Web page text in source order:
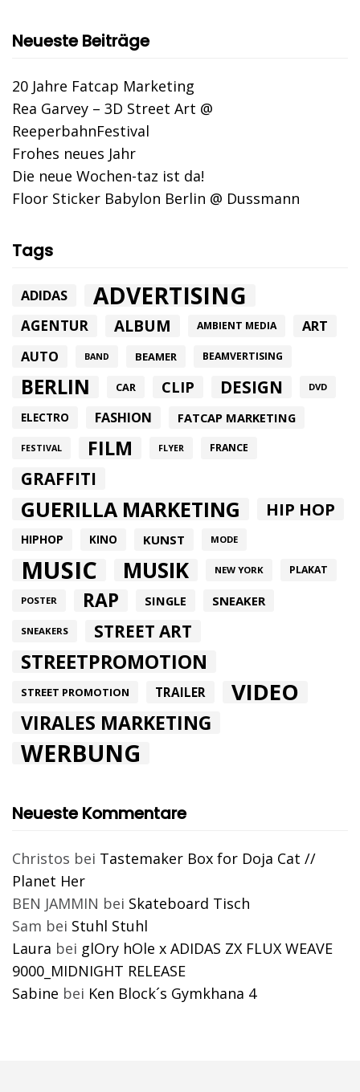
Neueste Beiträge
20 Jahre Fatcap Marketing
Rea Garvey – 3D Street Art @
ReeperbahnFestival
Frohes neues Jahr
Die neue Wochen-taz ist da!
Floor Sticker Babylon Berlin @ Dussmann
Tags
ADIDAS ADVERTISING
AGENTUR ALBUM AMBIENT MEDIA ART
AUTO BAND BEAMER BEAMVERTISING
BERLIN CAR CLIP DESIGN DVD
ELECTRO FASHION FATCAP MARKETING
FESTIVAL FILM FLYER FRANCE
GRAFFITI
GUERILLA MARKETING HIP HOP
HIPHOP KINO KUNST MODE
MUSIC MUSIK NEW YORK PLAKAT
POSTER RAP SINGLE SNEAKER
SNEAKERS STREET ART
STREETPROMOTION
STREET PROMOTION TRAILER VIDEO
VIRALES MARKETING
WERBUNG
Neueste Kommentare
Christos bei Tastemaker Box for Doja Cat //
Planet Her
BEN JAMMIN bei Skateboard Tisch
Sam bei Stuhl Stuhl
Laura bei glOry hOle x ADIDAS ZX FLUX WEAVE
9000_MIDNIGHT RELEASE
Sabine bei Ken Block´s Gymkhana 4